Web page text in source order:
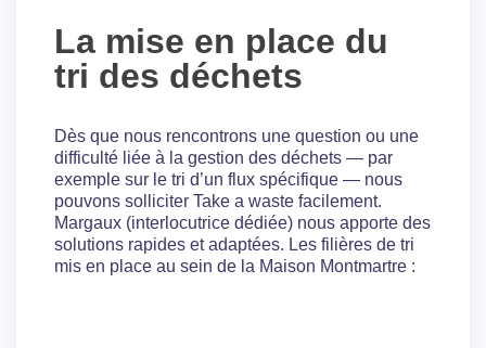
La mise en place du
tri des déchets
Dès que nous rencontrons une question ou une
difficulté liée à la gestion des déchets — par
exemple sur le tri d’un flux spécifique — nous
pouvons solliciter Take a waste facilement.
Margaux (interlocutrice dédiée) nous apporte des
solutions rapides et adaptées. Les filières de tri
mis en place au sein de la Maison Montmartre :